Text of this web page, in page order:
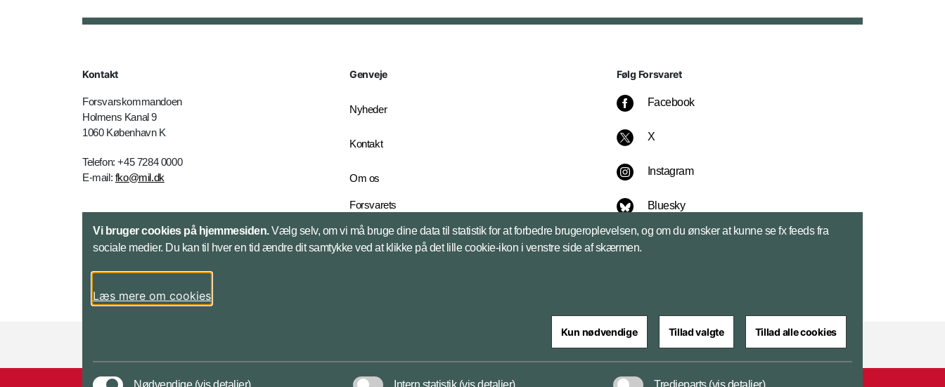
Kontakt
Forsvarskommandoen
Holmens Kanal 9
1060 København K
Telefon: +45 7284 0000
E-mail: fko@mil.dk
Kontakt
Genveje
Nyheder
Kontakt
Om os
Forsvarets
English Edition
Følg Forsvaret
Facebook
X
Instagram
Bluesky
LinkedIn
Vi bruger cookies på hjemmesiden.Vælg selv, om vi må bruge dine data til statistik for at forbedre brugeroplevelsen, og om du ønsker at kunne se fx feeds fra
sociale medier. Du kan til hver en tid ændre dit samtykke ved at klikke på det lille cookie-ikon i venstre side af skærmen.
Læs mere om cookies
Kun nødvendige Tillad valgte Tillad alle cookies
Nødvendige (vis detaljer) Intern statistik (vis detaljer) Tredjeparts (vis detaljer)